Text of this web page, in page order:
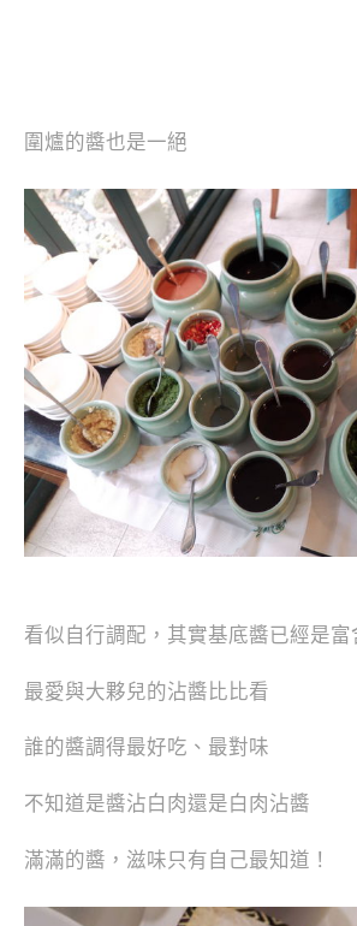
圍爐的醬也是一絕
看似自行調配，其實基底醬已經是富
最愛與大夥兒的沾醬比比看
誰的醬調得最好吃、最對味
不知道是醬沾白肉還是白肉沾醬
滿滿的醬，滋味只有自己最知道！